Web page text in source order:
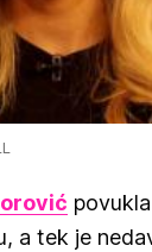
a tek je